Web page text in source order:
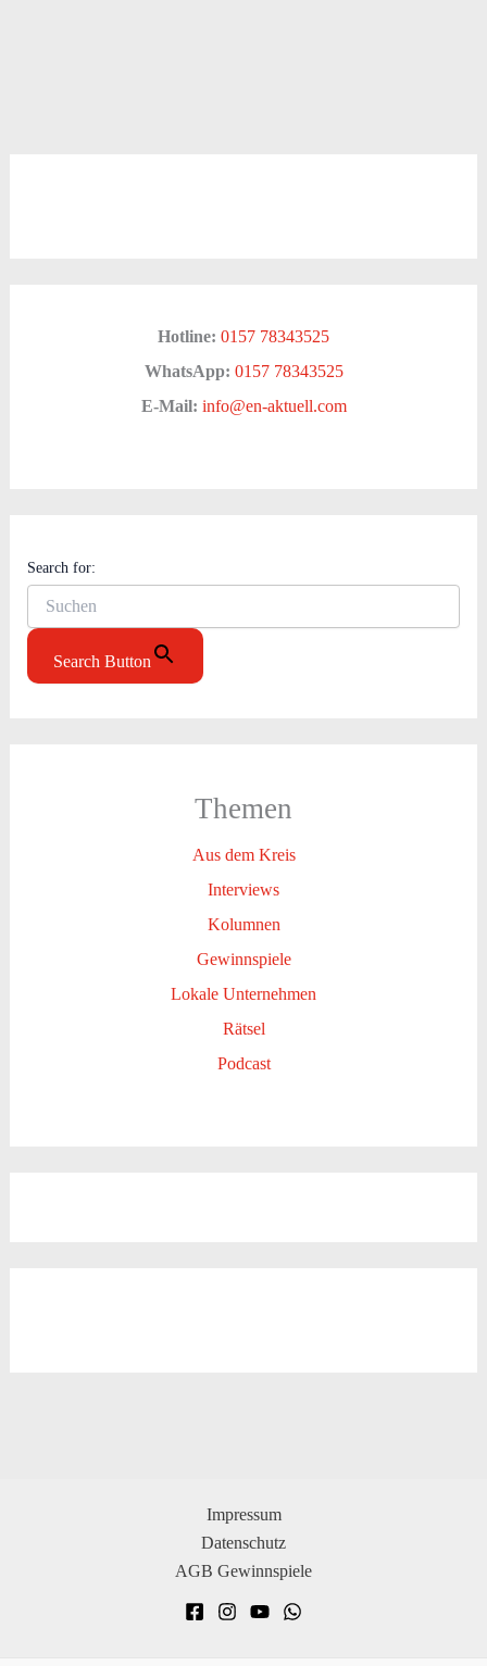
Hotline: 0157 78343525
WhatsApp: 0157 78343525
E-Mail: info@en-aktuell.com
Search for:
Search Button
Themen
Aus dem Kreis
Interviews
Kolumnen
Gewinnspiele
Lokale Unternehmen
Rätsel
Podcast
Impressum
Datenschutz
AGB Gewinnspiele